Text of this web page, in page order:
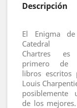
Descripción
El Enigma
Catedral
Chartres
primero de
libros escritos
Louis
posiblemente
de los